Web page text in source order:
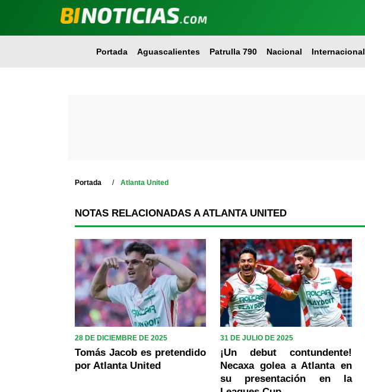
Portada Aguascalientes Patrulla 790 Nacional Internacional
Portada Atlanta United
NOTAS RELACIONADAS A ATLANTA UNITED
28 DE DICIEMBRE DE 2025
Tomás Jacob es pretendido
por Atlanta United
31 DE JULIO DE 2025
¡Un debut contundente!
Necaxa golea a Atlanta en
su presentación en la